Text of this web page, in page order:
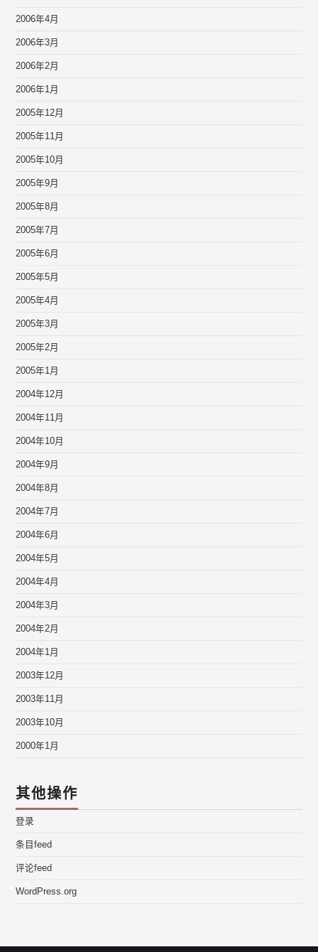
2006年4月
2006年3月
2006年2月
2006年1月
2005年12月
2005年11月
2005年10月
2005年9月
2005年8月
2005年7月
2005年6月
2005年5月
2005年4月
2005年3月
2005年2月
2005年1月
2004年12月
2004年11月
2004年10月
2004年9月
2004年8月
2004年7月
2004年6月
2004年5月
2004年4月
2004年3月
2004年2月
2004年1月
2003年12月
2003年11月
2003年10月
2000年1月
其他操作
登录
条目feed
评论feed
WordPress.org